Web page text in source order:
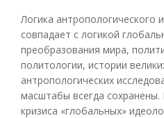
Логика антропологического
совпадает с логикой
преобразования мира,
политологии, истории
антропологических
масштабы всегда
кризиса «глобальных»